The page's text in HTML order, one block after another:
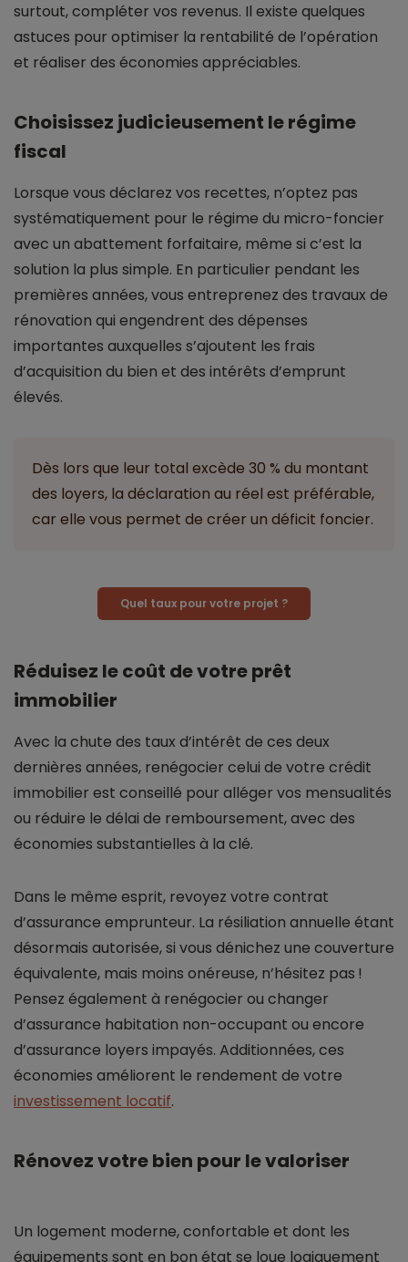
surtout, compléter vos revenus. Il existe quelques
astuces pour optimiser la rentabilité de l’opération
et réaliser des économies appréciables.
Choisissez judicieusement le régime
fiscal
Lorsque vous déclarez vos recettes, n’optez pas
systématiquement pour le régime du micro-foncier
avec un abattement forfaitaire, même si c’est la
solution la plus simple. En particulier pendant les
premières années, vous entreprenez des travaux de
rénovation qui engendrent des dépenses
importantes auxquelles s’ajoutent les frais
d’acquisition du bien et des intérêts d’emprunt
élevés.
Dès lors que leur total excède 30 % du montant
des loyers, la déclaration au réel est préférable,
car elle vous permet de créer un déficit foncier.
Quel taux pour votre projet ?
Réduisez le coût de votre prêt
immobilier
Avec la chute des taux d’intérêt de ces deux
dernières années, renégocier celui de votre crédit
immobilier est conseillé pour alléger vos mensualités
ou réduire le délai de remboursement, avec des
économies substantielles à la clé.
Dans le même esprit, revoyez votre contrat
d’assurance emprunteur. La résiliation annuelle étant
désormais autorisée, si vous dénichez une couverture
équivalente, mais moins onéreuse, n’hésitez pas !
Pensez également à renégocier ou changer
d’assurance habitation non-occupant ou encore
d’assurance loyers impayés. Additionnées, ces
économies améliorent le rendement de votre
investissement locatif.
Rénovez votre bien pour le valoriser
Un logement moderne, confortable et dont les
équipements sont en bon état se loue logiquement